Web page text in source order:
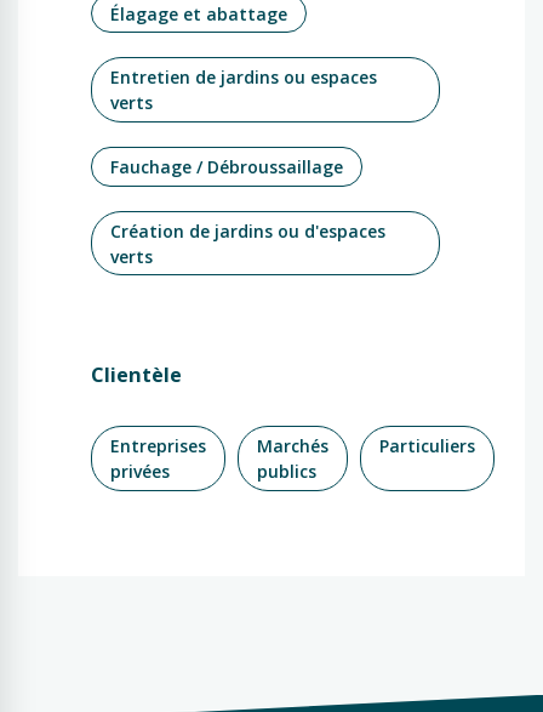
Élagage et abattage
Entretien de jardins ou espaces
verts
Fauchage / Débroussaillage
Création de jardins ou d'espaces
verts
Clientèle
Entreprises
privées
Marchés
publics
Particuliers